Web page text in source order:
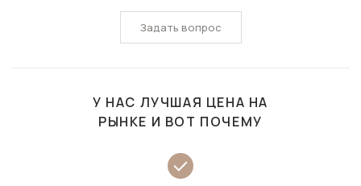
Задать вопрос
У НАС ЛУЧШАЯ ЦЕНА НА
РЫНКЕ И ВОТ ПОЧЕМУ